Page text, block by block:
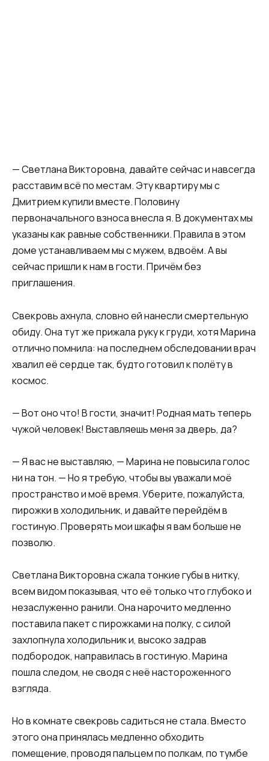
— Светлана Викторовна, давайте сейчас и навсегда
расставим всё по местам. Эту квартиру мы с
Дмитрием купили вместе. Половину
первоначального взноса внесла я. В документах мы
указаны как равные собственники. Правила в этом
доме устанавливаем мы с мужем, вдвоём. А вы
сейчас пришли к нам в гости. Причём без
приглашения.
Свекровь ахнула, словно ей нанесли смертельную
обиду. Она тут же прижала руку к груди, хотя Марина
отлично помнила: на последнем обследовании врач
хвалил её сердце так, будто готовил к полёту в
космос.
— Вот оно что! В гости, значит! Родная мать теперь
чужой человек! Выставляешь меня за дверь, да?
— Я вас не выставляю, — Марина не повысила голос
ни на тон. — Но я требую, чтобы вы уважали моё
пространство и моё время. Уберите, пожалуйста,
пирожки в холодильник, и давайте перейдём в
гостиную. Проверять мои шкафы я вам больше не
позволю.
Светлана Викторовна сжала тонкие губы в нитку,
всем видом показывая, что её только что глубоко и
незаслуженно ранили. Она нарочито медленно
поставила пакет с пирожками на полку, с силой
захлопнула холодильник и, высоко задрав
подбородок, направилась в гостиную. Марина
пошла следом, не сводя с неё настороженного
взгляда.
Но в комнате свекровь садиться не стала. Вместо
этого она принялась медленно обходить
помещение, проводя пальцем по полкам, по тумбе